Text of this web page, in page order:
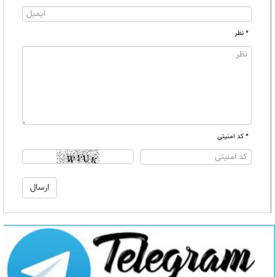
* نظر
* کد امنیتی